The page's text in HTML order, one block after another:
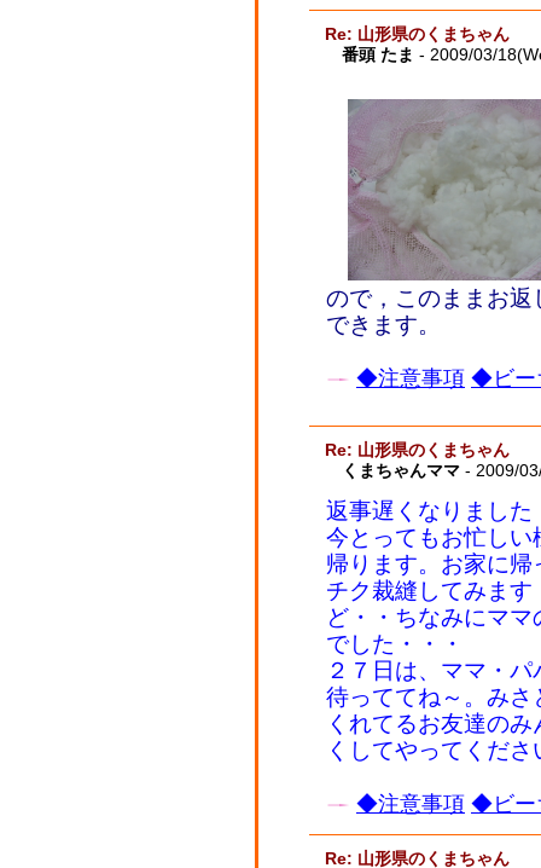
Re: 山形県のくまちゃん
番頭 たま - 2009/03/
ので，このままお
できます。
◆注意事項 ◆ビー
Re: 山形県のくまちゃん
くまちゃんママ - 2009/
返事遅くなりました
今とってもお忙し
帰ります。お家に
チク裁縫してみま
ど・・ちなみにマ
でした・・・
２７日は、ママ・
待っててね～。み
くれてるお友達の
くしてやってくださ
◆注意事項 ◆ビー
Re: 山形県のくまちゃん